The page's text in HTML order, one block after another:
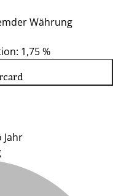
Währung
1,75 %
Jahr